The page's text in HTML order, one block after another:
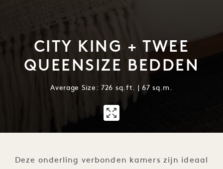
CITY KING + TWEE
QUEENSIZE BEDDEN
Average Size: 726 sq.ft. | 67 sq.m.
Deze onderling verbonden kamers zijn ideaal